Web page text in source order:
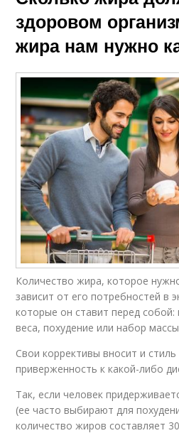
здоровом
жира нам нужно
Количество жира, которое
зависит от его потребностей в
которые он ставит перед
веса, похудение или набор
Свои коррективы вносит и
приверженность к какой-либо
Так, если человек
(ее часто выбирают для
количество жиров составляет